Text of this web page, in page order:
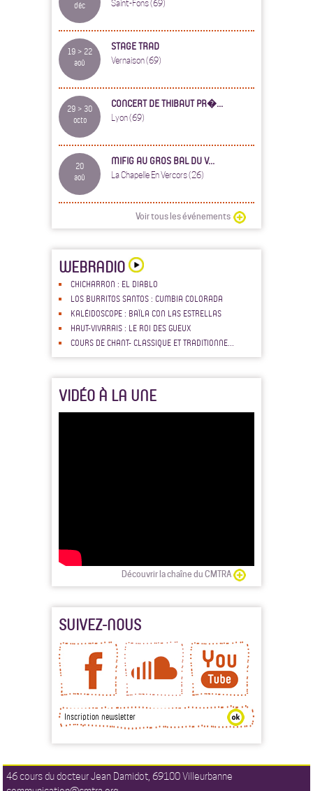
déc
Saint-Fons (69)
19 > 22
aoû
STAGE TRAD
Vernaison (69)
29 > 30
octo
CONCERT DE THIBAUT PR�...
Lyon (69)
20
aoû
MIFIG AU GROS BAL DU V...
La Chapelle En Vercors (26)
Voir tous les événements
WEBRADIO
CHICHARRON : EL DIABLO
LOS BURRITOS SANTOS : CUMBIA COLORADA
KALÉIDOSCOPE : BAÏLA CON LAS ESTRELLAS
HAUT-VIVARAIS : LE ROI DES GUEUX
COURS DE CHANT- CLASSIQUE ET TRADITIONNE...
VIDÉO À LA UNE
Découvrir la chaîne du CMTRA
SUIVEZ-NOUS
46 cours du docteur Jean Damidot, 69100 Villeurbanne